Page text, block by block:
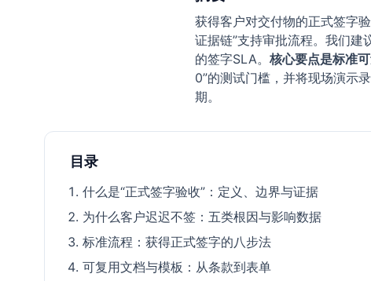
获得客户对交付物的正式签字
证据链”支持审批流程。我们
的签字SLA。 核心要点是标准
0”的测试门槛，并将现场演示
期。
目录
什么是“正式签字验收”：定义、边界与证据
为什么客户迟迟不签：五类根因与影响数据
标准流程：获得正式签字的八步法
可复用文档与模板：从条款到表单